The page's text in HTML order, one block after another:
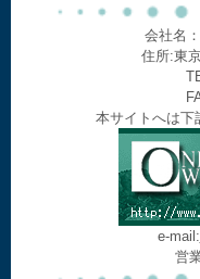
会社名
住所:東
本サイトへは下
e-mail:
営